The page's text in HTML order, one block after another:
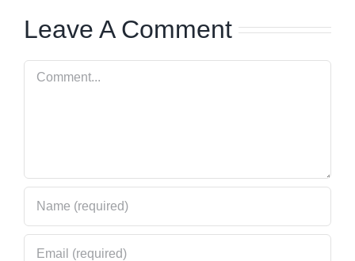
Leave A Comment
Comment